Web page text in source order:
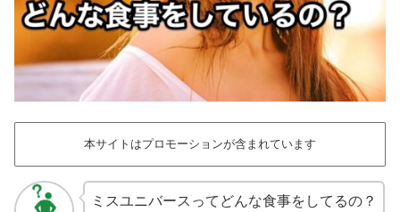
本サイトはプロモーションが含まれています
ミスユニバースってどんな食事をしてるの？